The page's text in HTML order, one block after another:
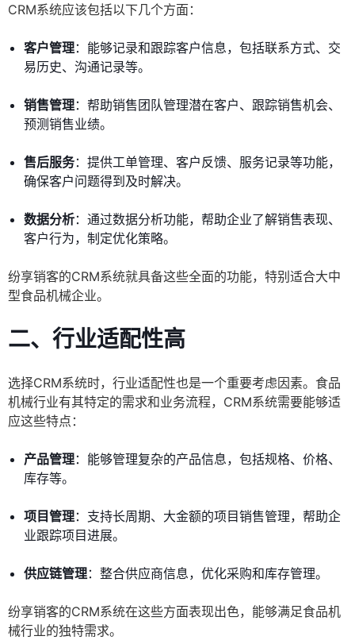
CRM系统应该包括以下几个方面：
客户管理：能够记录和跟踪客户信息，包括联系方式、交
易历史、沟通记录等。
销售管理：帮助销售团队管理潜在客户、跟踪销售机会、
预测销售业绩。
售后服务：提供工单管理、客户反馈、服务记录等功能，
确保客户问题得到及时解决。
数据分析：通过数据分析功能，帮助企业了解销售表现、
客户行为，制定优化策略。
纷享销客的CRM系统就具备这些全面的功能，特别适合大中
型食品机械企业。
二、行业适配性高
选择CRM系统时，行业适配性也是一个重要考虑因素。食品
机械行业有其特定的需求和业务流程，CRM系统需要能够适
应这些特点：
产品管理：能够管理复杂的产品信息，包括规格、价格、
库存等。
项目管理：支持长周期、大金额的项目销售管理，帮助企
业跟踪项目进展。
供应链管理：整合供应商信息，优化采购和库存管理。
纷享销客的CRM系统在这些方面表现出色，能够满足食品机
械行业的独特需求。